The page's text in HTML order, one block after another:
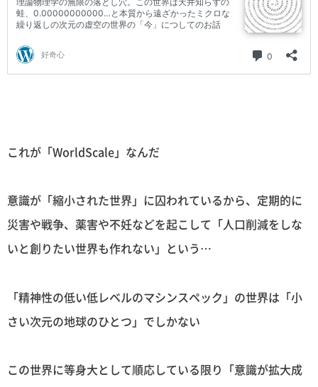
これが「WorldScale」なんだ
意識が「縮小された世界」に囚われているから、定期的に
災害や戦争、薬害や不妊などを起こして「人口削減をしな
いと創りたい世界も作れない」という…
「精神性の低い低レベルのマシンスペック」の世界は「小
さい次元の地球のひとつ」でしかない
この世界に等身大として順応している限り「意識が拡大成